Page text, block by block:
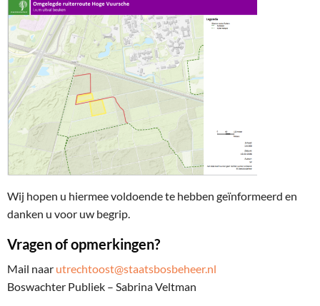
Wij hopen u hiermee voldoende te hebben geïnformeerd en
danken u voor uw begrip.
Vragen of opmerkingen?
Mail naar utrechtoost@staatsbosbeheer.nl
Boswachter Publiek – Sabrina Veltman